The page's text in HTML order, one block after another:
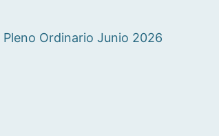
Pleno Ordinario Junio 2026